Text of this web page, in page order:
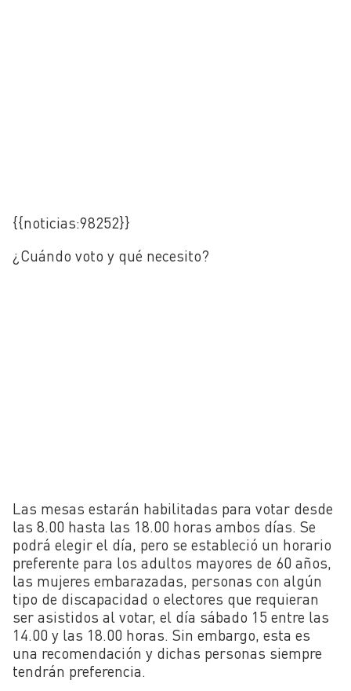
{{noticias:98252}}
¿Cuándo voto y qué necesito?
Las mesas estarán habilitadas para votar desde
las 8.00 hasta las 18.00 horas ambos días. Se
podrá elegir el día, pero se estableció un horario
preferente para los adultos mayores de 60 años,
las mujeres embarazadas, personas con algún
tipo de discapacidad o electores que requieran
ser asistidos al votar, el día sábado 15 entre las
14.00 y las 18.00 horas. Sin embargo, esta es
una recomendación y dichas personas siempre
tendrán preferencia.